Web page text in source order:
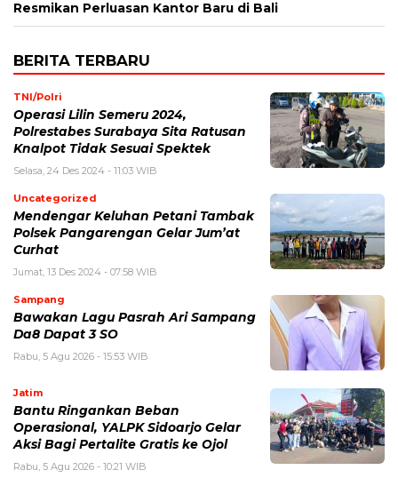
Resmikan Perluasan Kantor Baru di Bali
BERITA TERBARU
TNI/Polri
Operasi Lilin Semeru 2024,
Polrestabes Surabaya Sita Ratusan
Knalpot Tidak Sesuai Spektek
Selasa, 24 Des 2024 - 11:03 WIB
Uncategorized
Mendengar Keluhan Petani Tambak
Polsek Pangarengan Gelar Jum’at
Curhat
Jumat, 13 Des 2024 - 07:58 WIB
Sampang
Bawakan Lagu Pasrah Ari Sampang
Da8 Dapat 3 SO
Rabu, 5 Agu 2026 - 15:53 WIB
Jatim
Bantu Ringankan Beban
Operasional, YALPK Sidoarjo Gelar
Aksi Bagi Pertalite Gratis ke Ojol
Rabu, 5 Agu 2026 - 10:21 WIB